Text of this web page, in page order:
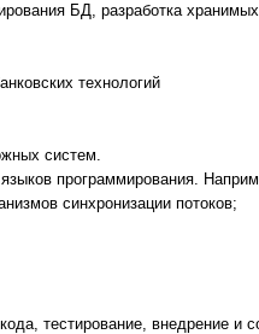
БД, разработка
технологий
систем.
программирования.
синхронизации потоков;
тестирование, внедрение и